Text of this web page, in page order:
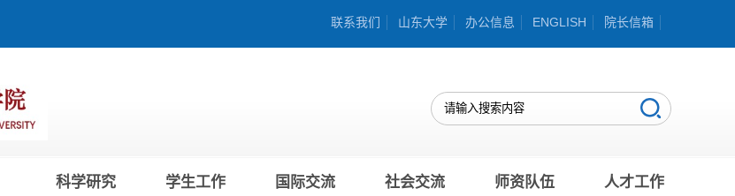
联系我们 山东大学 办公信息 ENGLISH 院长信箱
科学研究 学生工作 国际交流 社会交流 师资队伍 人才工作